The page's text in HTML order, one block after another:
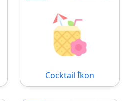
Cocktail İkon